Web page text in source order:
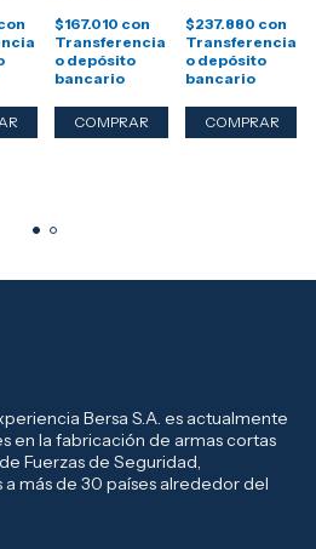
VERDE
$167.010 con
Transferencia
o depósito
bancario
ARENA
$237.880 con
Transferencia
o depósito
bancario
Bersa S.A. es actualmente
en la fabricación de armas cortas
Fuerzas de Seguridad,
más de 30 países alrededor del